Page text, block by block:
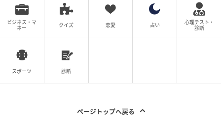
ビジネス・マ
ネー
クイズ 恋愛 占い
心理テスト・
診断
スポーツ 診断
ページトップへ戻る